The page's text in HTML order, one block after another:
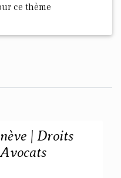
ce thème
| Droits